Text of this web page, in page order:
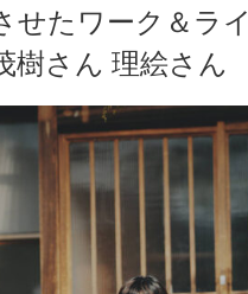
せたワーク＆ライ
樹さん 理絵さん